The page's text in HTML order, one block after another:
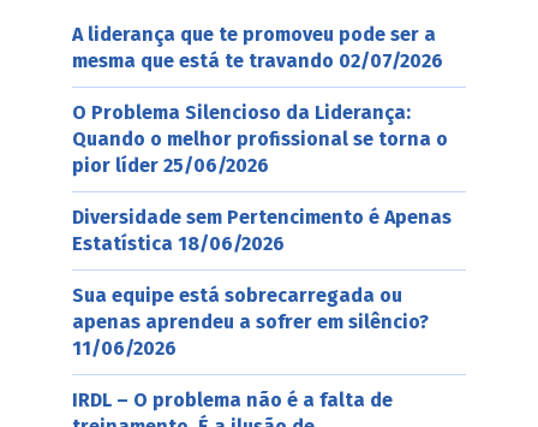
A liderança que te promoveu pode ser a
mesma que está te travando 02/07/2026
O Problema Silencioso da Liderança:
Quando o melhor profissional se torna o
pior líder 25/06/2026
Diversidade sem Pertencimento é Apenas
Estatística 18/06/2026
Sua equipe está sobrecarregada ou
apenas aprendeu a sofrer em silêncio?
11/06/2026
IRDL – O problema não é a falta de